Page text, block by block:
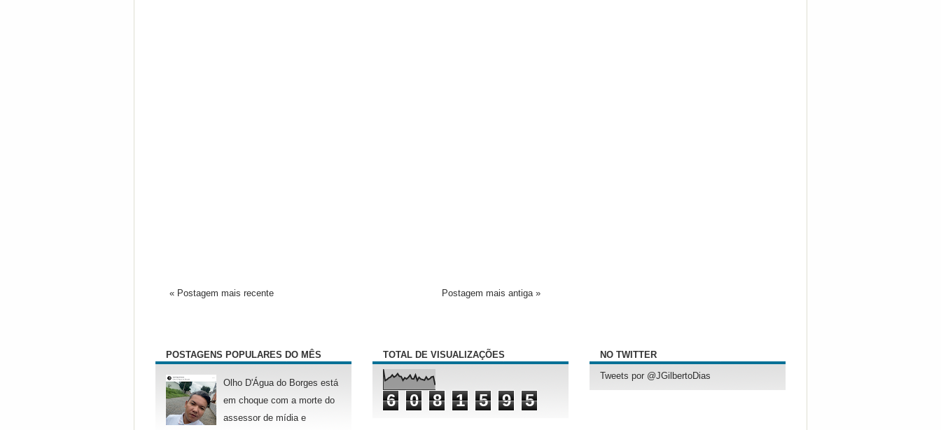
« Postagem mais recente Postagem mais antiga »
POSTAGENS POPULARES DO MÊS
Olho D'Água do Borges está
em choque com a morte do
assessor de mídia e
TOTAL DE VISUALIZAÇÕES
6 0 8 1 5 9 5
NO TWITTER
Tweets por @JGilbertoDias